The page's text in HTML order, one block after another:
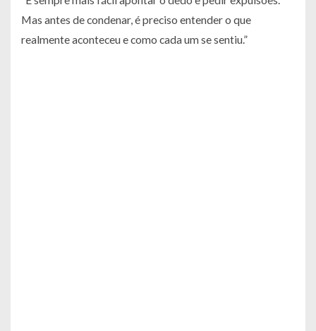
Mas antes de condenar, é preciso entender o que
realmente aconteceu e como cada um se sentiu.”